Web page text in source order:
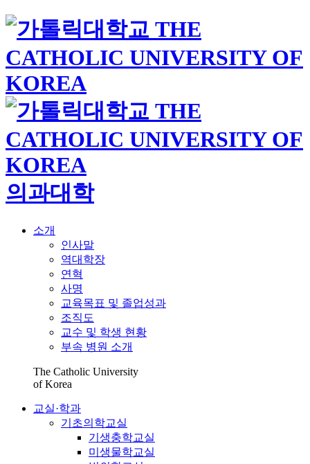
의과대학
소개
인사말
역대학장
연혁
사명
교육목표 및 졸업성과
조직도
교수 및 학생 현황
부속 병원 소개
The Catholic University
of Korea
교실·학과
기초의학교실
기생충학교실
미생물학교실